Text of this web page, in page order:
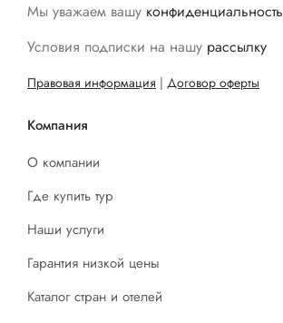
Мы уважаем вашу конфиденциальность
Условия подписки на нашу рассылку
Правовая информация | Договор оферты
Компания
О компании
Где купить тур
Наши услуги
Гарантия низкой цены
Каталог стран и отелей